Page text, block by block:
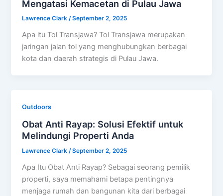
Mengatasi Kemacetan di Pulau Jawa
Lawrence Clark/September 2, 2025
Apa itu Tol Transjawa? Tol Transjawa merupakan
jaringan jalan tol yang menghubungkan berbagai
kota dan daerah strategis di Pulau Jawa.
Outdoors
Obat Anti Rayap: Solusi Efektif untuk
Melindungi Properti Anda
Lawrence Clark/September 2, 2025
Apa Itu Obat Anti Rayap? Sebagai seorang pemilik
properti, saya memahami betapa pentingnya
menjaga rumah dan bangunan kita dari berbagai